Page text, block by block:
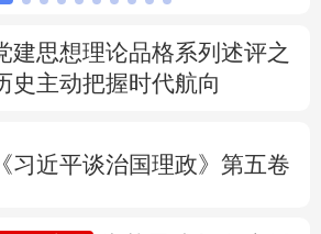
广西 海南
建思想理论品格系列述评之
史主动把握时代航向
习近平谈治国理政》第五卷